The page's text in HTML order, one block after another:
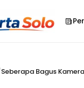
Seberapa Bagus